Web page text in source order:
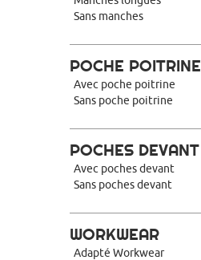
Sans manches
POCHE POITRINE
Avec poche poitrine
Sans poche poitrine
POCHES DEVANT
Avec poches devant
Sans poches devant
WORKWEAR
Adapté Workwear